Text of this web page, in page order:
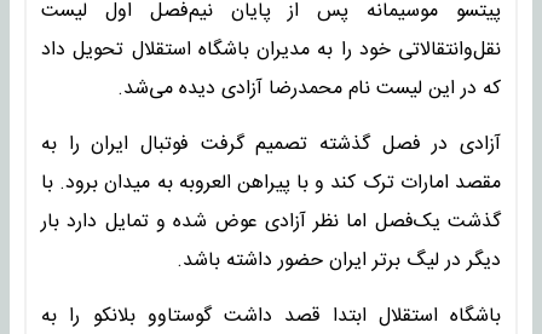
پیتسو موسیمانه پس از پایان نیم‌فصل اول لیست
نقل‌وانتقالاتی خود را به مدیران باشگاه استقلال تحویل داد
که در این لیست نام محمدرضا آزادی دیده می‌شد.
آزادی در فصل گذشته تصمیم گرفت فوتبال ایران را به
مقصد امارات ترک کند و با پیراهن العروبه به میدان برود. با
گذشت یک‌فصل اما نظر آزادی عوض شده و تمایل دارد بار
دیگر در لیگ برتر ایران حضور داشته باشد.
باشگاه استقلال ابتدا قصد داشت گوستاوو بلانکو را به